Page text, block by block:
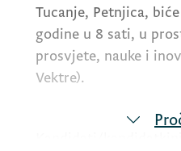
Tucanje, Petnjica,
godine u 8 sati, u
prosvjete, nauke i
Vektre).